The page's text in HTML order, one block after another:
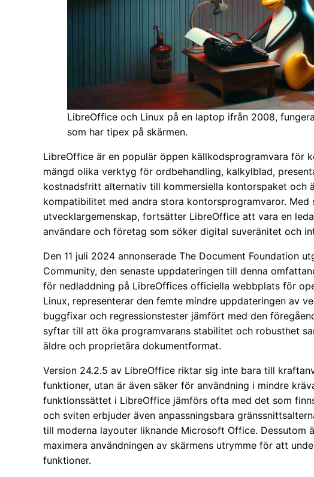
LibreOffice och Linux på en laptop ifrån 2008,
som har tipex på skärmen.
LibreOffice är en populär öppen källkodsprogramvara för
mängd olika verktyg för ordbehandling, kalkylblad,
kostnadsfritt alternativ till kommersiella kontorspaket och
kompatibilitet med andra stora kontorsprogramvaror. Med
utvecklargemenskap, fortsätter LibreOffice att vara en
användare och företag som söker digital suveränitet och
Den 11 juli 2024 annonserade The Document Foundation
Community, den senaste uppdateringen till denna
för nedladdning på LibreOffices officiella webbplats för
Linux, representerar den femte mindre uppdateringen av
buggfixar och regressionstester jämfört med den
syftar till att öka programvarans stabilitet och robusthet
äldre och proprietära dokumentformat.
Version 24.2.5 av LibreOffice riktar sig inte bara till
funktioner, utan är även säker för användning i mindre
funktionssättet i LibreOffice jämförs ofta med det som
och sviten erbjuder även anpassningsbara
till moderna layouter liknande Microsoft Office. Dessutom
maximera användningen av skärmens utrymme för att
funktioner.